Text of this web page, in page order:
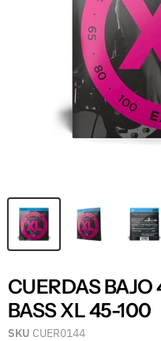
CUERDAS
BASS XL 45-100
SKU CUER0144